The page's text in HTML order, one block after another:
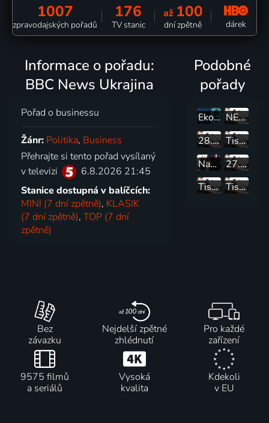
1007
zpravodajských pořadů
176
TV stanic
až 100
dní zpětně dárek
Informace o pořadu:
BBC News Ukrajina
Pořad o businessu
Žánr: Politika, Business
Přehrajte si tento pořad vysílaný
v televizi
6.8.2026 21:45
Stanice dostupná v balíčcích:
MINI (7 dní zpětně), KLASIK
(7 dní zpětně),TOP (7 dní
zpětně)
Podobné
pořady
Ekonomika ČT24
NEDĚLNÍ SPECIÁL: Česká politika
28. schůze Poslanecké sněmovny
Tisková konference poslaneckého klubu ODS
Nabídka práce
27. schůze Poslanecké sněmovny
Tisková konference vládní koalice po jednání o stavebním zákonu
Tisková konference ODS k tématům jednání vlády
Bez
závazku
Nejdelší zpětné
zhlédnutí
Pro každé
zařízení
9575 filmů
a seriálů
Vysoká
kvalita
Kdekoli
v EU